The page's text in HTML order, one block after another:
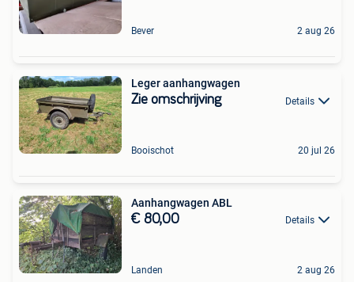
Bever 2 aug 26
Leger aanhangwagen
Zie omschrijving Details
Booischot 20 jul 26
Aanhangwagen ABL
€ 80,00 Details
Landen 2 aug 26